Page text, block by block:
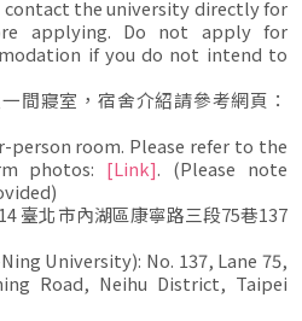
contact the university directly for
applying. Do not apply for
if you do not intend to
間寢室，宿舍介紹請參考網頁：
person room. Please refer to the
photos: [Link]. (Please note
臺北市內湖區康寧路三段75巷137
University): No. 137, Lane 75,
Road, Neihu District, Taipei